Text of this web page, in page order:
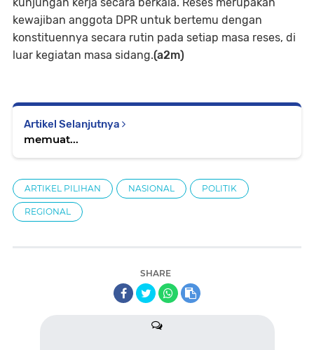
kewajiban anggota DPR untuk bertemu dengan
konstituennya secara rutin pada setiap masa reses, di
luar kegiatan masa sidang.(a2m)
Artikel Selanjutnya
memuat...
ARTIKEL PILIHAN NASIONAL POLITIK
REGIONAL
SHARE